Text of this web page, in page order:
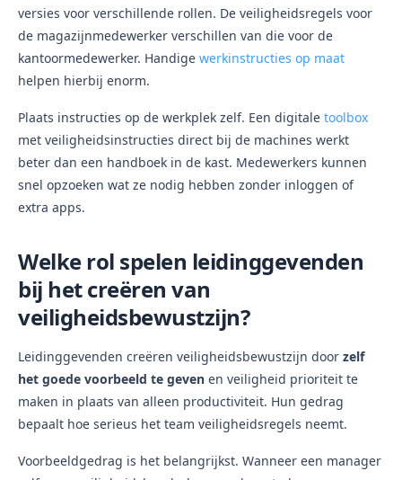
versies voor verschillende rollen. De veiligheidsregels voor
de magazijnmedewerker verschillen van die voor de
kantoormedewerker. Handige werkinstructies op maat
helpen hierbij enorm.
Plaats instructies op de werkplek zelf. Een digitale toolbox
met veiligheidsinstructies direct bij de machines werkt
beter dan een handboek in de kast. Medewerkers kunnen
snel opzoeken wat ze nodig hebben zonder inloggen of
extra apps.
Welke rol spelen leidinggevenden
bij het creëren van
veiligheidsbewustzijn?
Leidinggevenden creëren veiligheidsbewustzijn door zelf
het goede voorbeeld te geven en veiligheid prioriteit te
maken in plaats van alleen productiviteit. Hun gedrag
bepaalt hoe serieus het team veiligheidsregels neemt.
Voorbeeldgedrag is het belangrijkst. Wanneer een manager